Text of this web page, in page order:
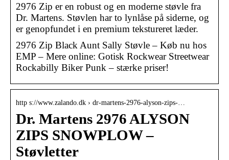
2976 Zip er en robust og en moderne støvle fra
Dr. Martens. Støvlen har to lynlåse på siderne, og
er genopfundet i en premium tekstureret læder.
2976 Zip Black Aunt Sally Støvle – Køb nu hos
EMP – Mere online: Gotisk Rockwear Streetwear
Rockabilly Biker Punk – stærke priser!
http s://www.zalando.dk › dr-martens-2976-alyson-zips-…
Dr. Martens 2976 ALYSON
ZIPS SNOWPLOW –
Støvletter